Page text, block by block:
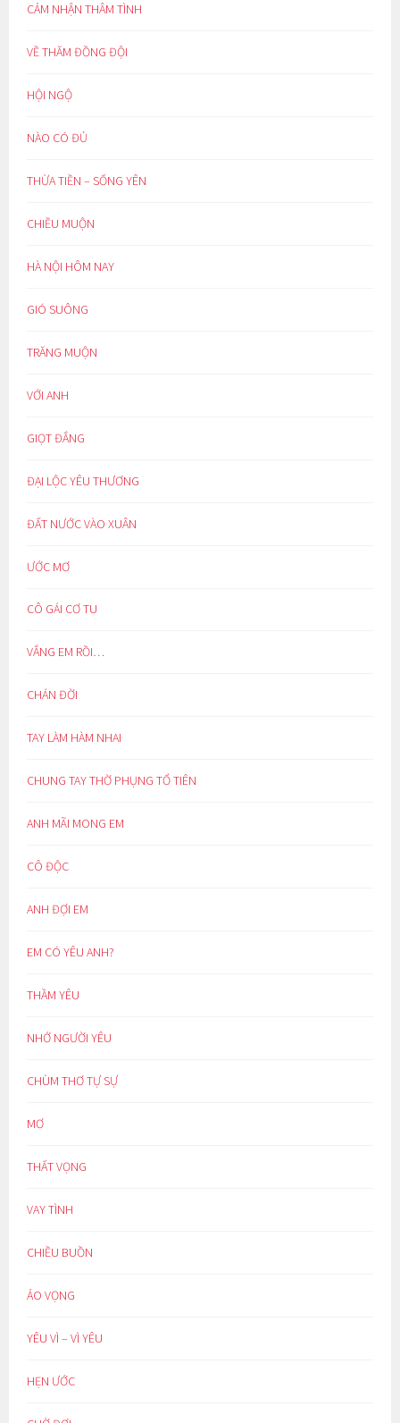
CẢM NHẬN THÂM TÌNH
VỀ THĂM ĐỒNG ĐỘI
HỘI NGỘ
NÀO CÓ ĐỦ
THỪA TIỀN – SỐNG YÊN
CHIỀU MUỘN
HÀ NỘI HÔM NAY
GIÓ SUÔNG
TRĂNG MUỘN
VỚI ANH
GIỌT ĐẮNG
ĐẠI LỘC YÊU THƯƠNG
ĐẤT NƯỚC VÀO XUÂN
ƯỚC MƠ
CÔ GÁI CƠ TU
VẮNG EM RỒI…
CHÁN ĐỜI
TAY LÀM HÀM NHAI
CHUNG TAY THỜ PHỤNG TỔ TIÊN
ANH MÃI MONG EM
CÔ ĐỘC
ANH ĐỢI EM
EM CÓ YÊU ANH?
THẦM YÊU
NHỚ NGƯỜI YÊU
CHÙM THƠ TỰ SỰ
MƠ
THẤT VỌNG
VAY TÌNH
CHIỀU BUỒN
ẢO VỌNG
YÊU VÌ – VÌ YÊU
HẸN ƯỚC